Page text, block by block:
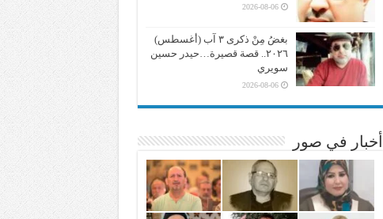
2026-08-06
بغضُ مِنْ ذكرى ٣ آب (أغسطس)
٢٠٢٦.. قصة قصيرة…حيدر حسين
سويري
2026-08-06
أخبار في صور